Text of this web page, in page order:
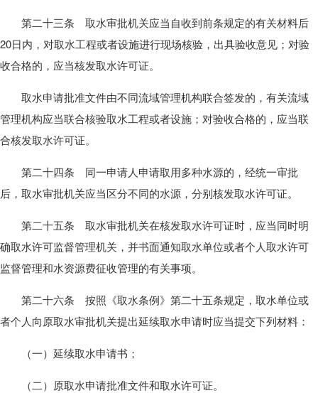
第二十三条 取水审批机关应当自收到前条规定的有关材料后
20日内，对取水工程或者设施进行现场核验，出具验收意见；对验
收合格的，应当核发取水许可证。
取水申请批准文件由不同流域管理机构联合签发的，有关流域
管理机构应当联合核验取水工程或者设施；对验收合格的，应当联
合核发取水许可证。
第二十四条 同一申请人申请取用多种水源的，经统一审批
后，取水审批机关应当区分不同的水源，分别核发取水许可证。
第二十五条 取水审批机关在核发取水许可证时，应当同时明
确取水许可监督管理机关，并书面通知取水单位或者个人取水许可
监督管理和水资源费征收管理的有关事项。
第二十六条 按照《取水条例》第二十五条规定，取水单位或
者个人向原取水审批机关提出延续取水申请时应当提交下列材料：
（一）延续取水申请书；
（二）原取水申请批准文件和取水许可证。